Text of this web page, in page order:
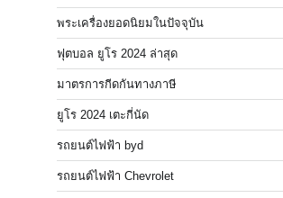
พระเครื่องยอดนิยมในปัจจุบัน
ฟุตบอล ยูโร 2024 ล่าสุด
มาตรการกีดกันทางภาษี
ยูโร 2024 เตะกี่นัด
รถยนต์ไฟฟ้า byd
รถยนต์ไฟฟ้า Chevrolet